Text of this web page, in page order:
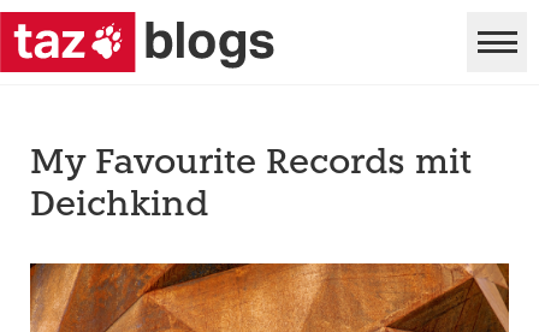
My Favourite Records mit
Deichkind